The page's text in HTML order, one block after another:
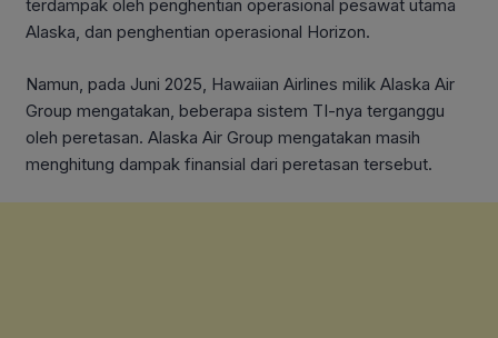
terdampak oleh penghentian operasional pesawat utama
Alaska, dan penghentian operasional Horizon.
Namun, pada Juni 2025, Hawaiian Airlines milik Alaska Air
Group mengatakan, beberapa sistem TI-nya terganggu
oleh peretasan. Alaska Air Group mengatakan masih
menghitung dampak finansial dari peretasan tersebut.